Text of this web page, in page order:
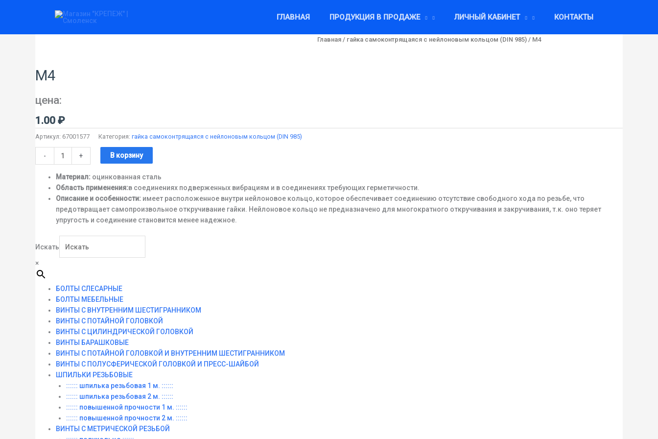
ГЛАВНАЯ ПРОДУКЦИЯ В ПРОДАЖЕ ЛИЧНЫЙ КАБИНЕТ КОНТАКТЫ
Главная / гайка самоконтрящаяся с нейлоновым кольцом (DIN 985) / М4
М4
цена:
1.00 ₽
Артикул: 67001577 Категория: гайка самоконтрящаяся с нейлоновым кольцом (DIN 985)
- + В корзину
Материал: оцинкованная сталь
Область применения:в соединениях подверженных вибрациям и в соединениях требующих герметичности.
Описание и особенности: имеет расположенное внутри нейлоновое кольцо, которое обеспечивает соединению отсутствие свободного хода по резьбе, что
предотвращает самопроизвольное откручивание гайки. Нейлоновое кольцо не предназначено для многократного откручивания и закручивания, т.к. оно теряет
упругость и соединение становится менее надежное.
Искать
×
БОЛТЫ СЛЕСАРНЫЕ
БОЛТЫ МЕБЕЛЬНЫЕ
ВИНТЫ С ВНУТРЕННИМ ШЕСТИГРАННИКОМ
ВИНТЫ С ПОТАЙНОЙ ГОЛОВКОЙ
ВИНТЫ С ЦИЛИНДРИЧЕСКОЙ ГОЛОВКОЙ
ВИНТЫ БАРАШКОВЫЕ
ВИНТЫ С ПОТАЙНОЙ ГОЛОВКОЙ И ВНУТРЕННИМ ШЕСТИГРАННИКОМ
ВИНТЫ С ПОЛУСФЕРИЧЕСКОЙ ГОЛОВКОЙ И ПРЕСС-ШАЙБОЙ
ШПИЛЬКИ РЕЗЬБОВЫЕ
:::::: шпилька резьбовая 1 м. ::::::
:::::: шпилька резьбовая 2 м. ::::::
:::::: повышенной прочности 1 м. ::::::
:::::: повышенной прочности 2 м. ::::::
ВИНТЫ C МЕТРИЧЕСКОЙ РЕЗЬБОЙ